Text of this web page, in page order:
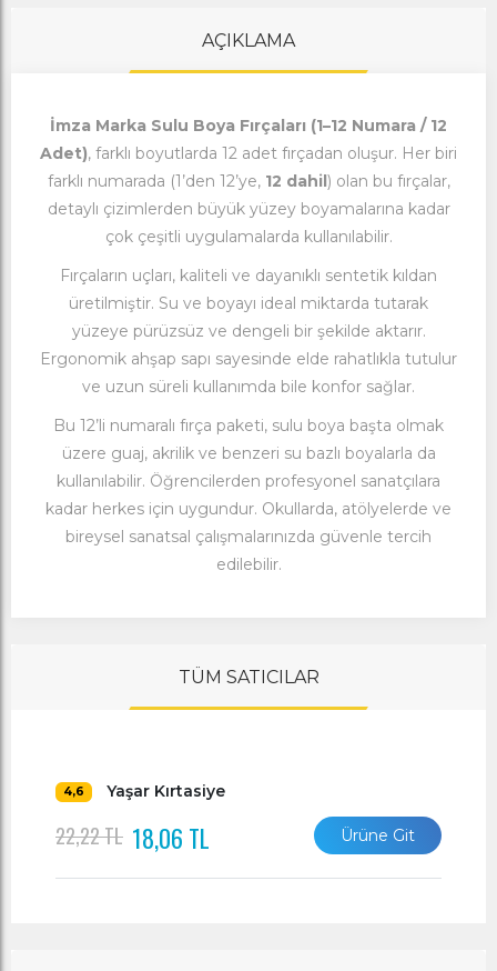
AÇIKLAMA
İmza Marka Sulu Boya Fırçaları (1–12 Numara / 12
Adet), farklı boyutlarda 12 adet fırçadan oluşur. Her biri
farklı numarada (1’den 12’ye, 12 dahil ) olan bu fırçalar,
detaylı çizimlerden büyük yüzey boyamalarına kadar
çok çeşitli uygulamalarda kullanılabilir.
Fırçaların uçları, kaliteli ve dayanıklı sentetik kıldan
üretilmiştir. Su ve boyayı ideal miktarda tutarak
yüzeye pürüzsüz ve dengeli bir şekilde aktarır.
Ergonomik ahşap sapı sayesinde elde rahatlıkla tutulur
ve uzun süreli kullanımda bile konfor sağlar.
Bu 12’li numaralı fırça paketi, sulu boya başta olmak
üzere guaj, akrilik ve benzeri su bazlı boyalarla da
kullanılabilir. Öğrencilerden profesyonel sanatçılara
kadar herkes için uygundur. Okullarda, atölyelerde ve
bireysel sanatsal çalışmalarınızda güvenle tercih
edilebilir.
TÜM SATICILAR
4,6 Yaşar Kırtasiye
22,22 TL 18,06 TL Ürüne Git